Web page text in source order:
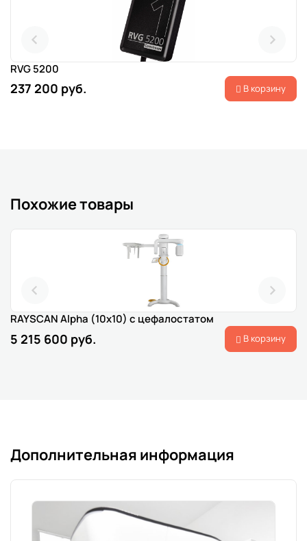
RVG 5200
237 200 руб. В корзину
Похожие товары
RAYSCAN Alpha (10x10) с цефалостатом
5 215 600 руб. В корзину
Дополнительная информация